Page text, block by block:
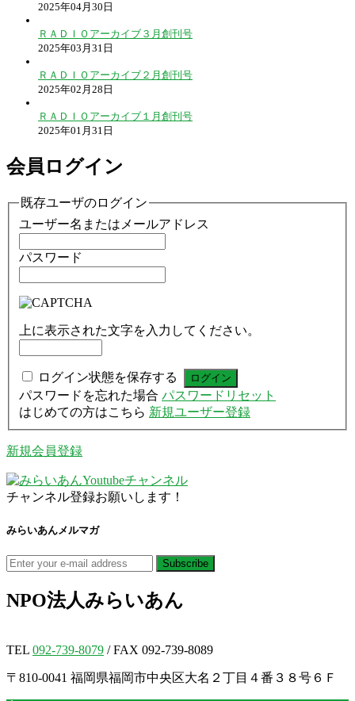
2025年04月30日
ＲＡＤＩＯアーカイブ３月創刊号
2025年03月31日
ＲＡＤＩＯアーカイブ２月創刊号
2025年02月28日
ＲＡＤＩＯアーカイブ１月創刊号
2025年01月31日
会員ログイン
既存ユーザのログイン
ユーザー名またはメールアドレス
パスワード
上に表示された文字を入力してください。
ログイン状態を保存する
パスワードを忘れた場合 パスワードリセット
はじめての方はこちら 新規ユーザー登録
新規会員登録
チャンネル登録お願いします！
みらいあんメルマガ
NPO法人みらいあん
TEL 092-739-8079 / FAX 092-739-8089
〒810-0041 福岡県福岡市中央区大名２丁目４番３８号６Ｆ